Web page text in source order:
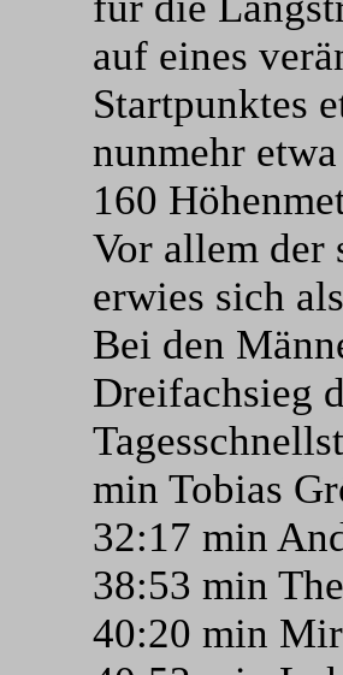
auf eines
Startpunktes
nunmehr
160
Vor allem der
erwies sich
Bei den
Dreifachsieg
min Tobias
32:17 min
38:53 min
40:20 min